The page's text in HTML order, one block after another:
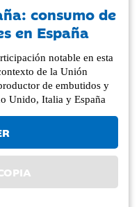
consumo de
en España
notable en esta
de la Unión
de embutidos y
Unido, Italia y España